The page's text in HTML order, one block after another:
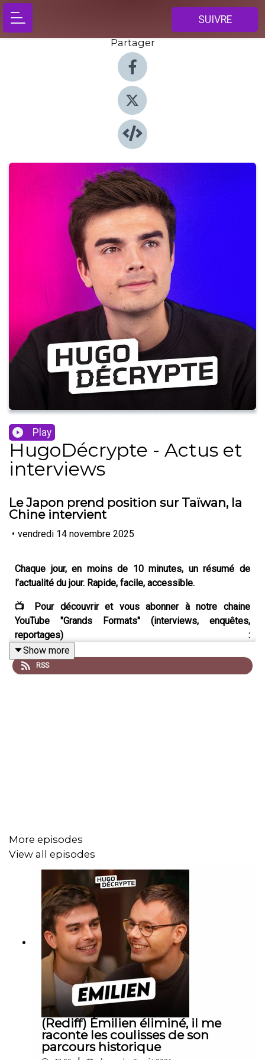
SUIVRE
Partager
Play
HugoDécrypte - Actus et
interviews
Le Japon prend position sur Taïwan, la
Chine intervient
• vendredi 14 novembre 2025
Chaque jour, en moins de 10 minutes, un résumé de
l’actualité du jour. Rapide, facile, accessible.
📺 Pour découvrir et vous abonner à notre chaine
YouTube "Grands Formats" (interviews, enquêtes,
reportages) :
https://www.youtube.com/@hugodecryptegrandsformats
💼 Pour trouver un stage, alternance ou CDD/CDI :
CHINE-JAPON-TAÏWAN :
BATACLAN :20 Minutes Franceinfo
UKRAINE :Le HuffPost Le Monde
HAMAS : France 24,BFMTV
DEVOIR DE VIGILANCE :RFI,Politico
Show more
RSS
More episodes
View all episodes
(Rediff) Émilien éliminé, il me
raconte les coulisses de son
parcours historique